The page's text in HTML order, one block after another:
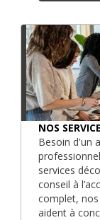
NOS
Besoin d'un
services
conseil à
complet,
aident à